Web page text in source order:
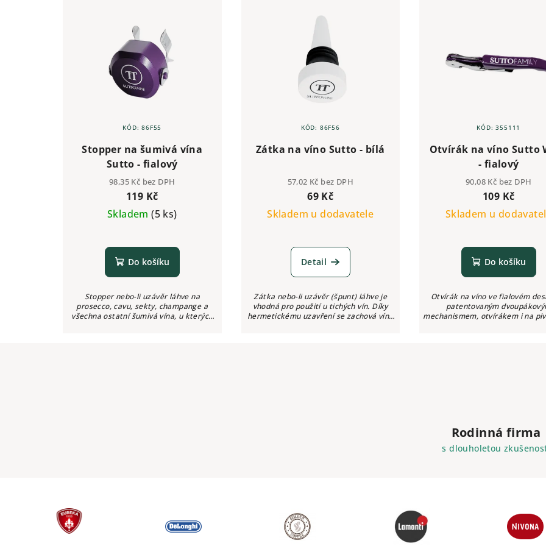
Rodinná firma
s dlouholetou
Stopper na šumivá vína
Sutto - fialový
98,35 Kč bez DPH
119 Kč
Skladem(5 ks)
Do košíku
Stopper nebo-li uzávěr láhve na
prosecco, cavu, sekty, champange a
všechna ostatní šumivá vína, u kterých
KÓD:86F55
Zátka na víno Sutto - bílá
57,02 Kč bez DPH
69 Kč
Skladem u dodavatele
Detail
Zátka nebo-li uzávěr (špunt) láhve je
vhodná pro použití u tichých vín. Díky
hermetickému uzavření se zachová víno
KÓD: 86F56
Otvírák na víno Sutto
- fialový
90,08 Kč bez DPH
109 Kč
Skladem u
Do košíku
Otvírák na víno ve fialovém
patentovaným
mechanismem, otvírákem i na
KÓD:355111